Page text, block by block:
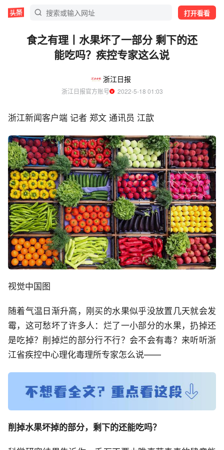
打开看看
食之有理丨水果坏了一部分 剩下的还
能吃吗？疾控专家这么说
浙江日报
浙江日报官方账号
  2022-5-18 01:03
浙江新闻客户端 记者 郑文 通讯员 江歆
视觉中国图
随着气温日渐升高，刚买的水果似乎没放置几天就会发
霉，这可愁坏了许多人：烂了一小部分的水果，扔掉还
是吃掉？削掉烂的部分行不行？会不会有毒？来听听浙
江省疾控中心理化毒理所专家怎么说——
削掉水果坏掉的部分，剩下的还能吃吗？